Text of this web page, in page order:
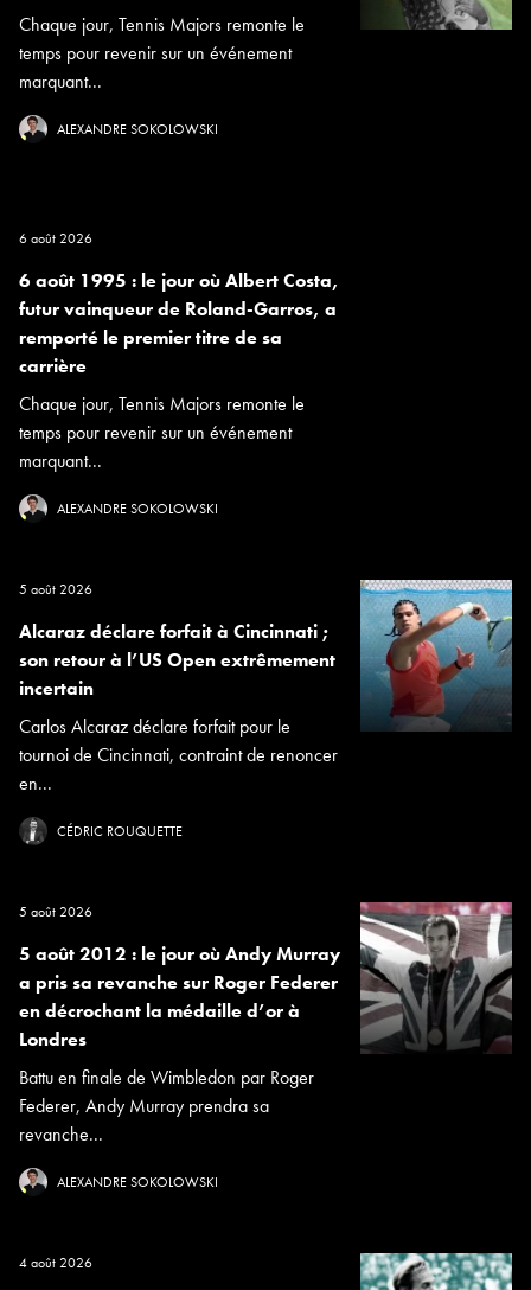
Chaque jour, Tennis Majors remonte le
temps pour revenir sur un événement
marquant...
ALEXANDRE SOKOLOWSKI
6 août 2026
6 août 1995 : le jour où Albert Costa,
futur vainqueur de Roland-Garros, a
remporté le premier titre de sa
carrière
Chaque jour, Tennis Majors remonte le
temps pour revenir sur un événement
marquant...
ALEXANDRE SOKOLOWSKI
5 août 2026
Alcaraz déclare forfait à Cincinnati ;
son retour à l’US Open extrêmement
incertain
Carlos Alcaraz déclare forfait pour le
tournoi de Cincinnati, contraint de renoncer
en...
CÉDRIC ROUQUETTE
5 août 2026
5 août 2012 : le jour où Andy Murray
a pris sa revanche sur Roger Federer
en décrochant la médaille d’or à
Londres
Battu en finale de Wimbledon par Roger
Federer, Andy Murray prendra sa
revanche...
ALEXANDRE SOKOLOWSKI
4 août 2026